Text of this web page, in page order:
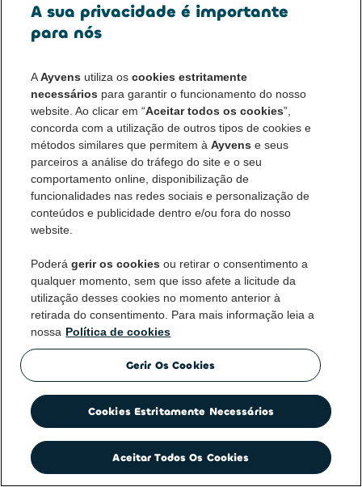
A matrícula é obrigatória para o serviço de Revisão
Continuar
Continuar sem matrícula
Instale a app do condutor
Declaração de privacidade| Termos de utilização
Política de cookies|Direitos dos titulares dos dados pessoais
A sua privacidade é importante
para nós
AAyvens utiliza oscookies estritamente
necessários para garantir o funcionamento do nosso
website. Ao clicar em “Aceitar todos os cookies”,
concorda com a utilização de outros tipos de cookies e
métodos similares que permitem àAyvens e seus
parceiros a análise do tráfego do site e o seu
comportamento online, disponibilização de
funcionalidades nas redes sociais e personalização de
conteúdos e publicidade dentro e/ou fora do nosso
website.
Poderágerir os cookies ou retirar o consentimento a
qualquer momento, sem que isso afete a licitude da
utilização desses cookies no momento anterior à
retirada do consentimento. Para mais informação leia a
nossa Política de cookies
Gerir Os Cookies
Cookies Estritamente Necessários
Aceitar Todos Os Cookies